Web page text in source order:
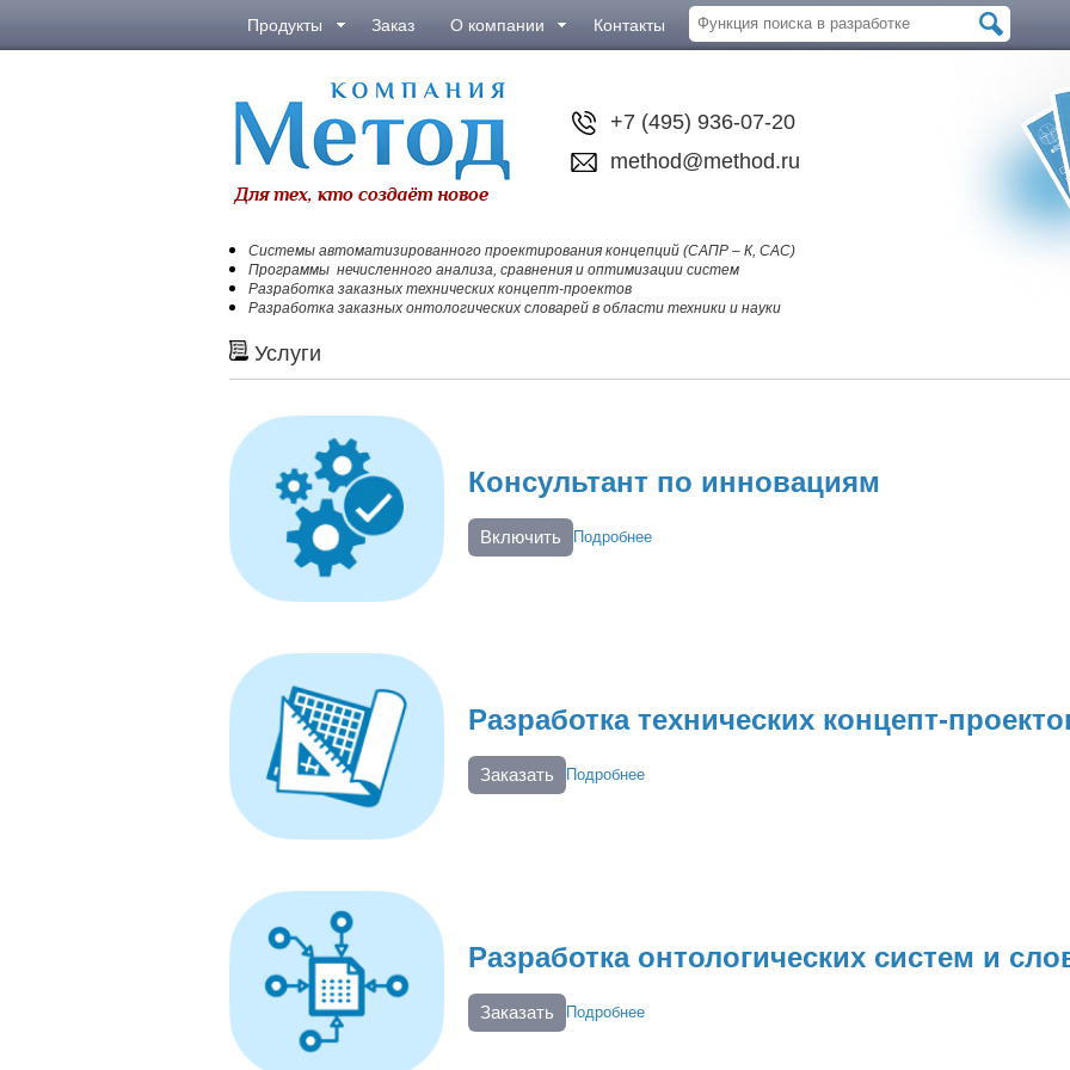
Продукты Заказ О компании Контакты
+7 (495) 936-07-20
method@method.ru
Системы автоматизированного проектирования концепций (САПР – К, CAC)
Программы нечисленного анализа, сравнения и оптимизации систем
Разработка заказных технических концепт-проектов
Разработка заказных онтологических словарей в области техники и науки
Услуги
Консультант по инновациям
Включить Подробнее
Разработка технических концепт-
Заказать Подробнее
Разработка онтологических систем и
Заказать Подробнее